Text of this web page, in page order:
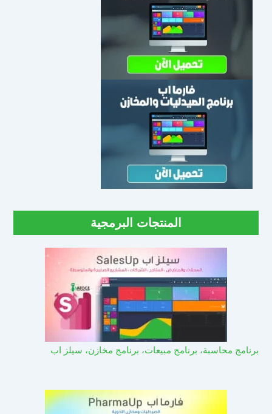
المنتجات البرمجية
برنامج محاسبة، برنامج مبيعات، برنامج مخازن، سيلز اب